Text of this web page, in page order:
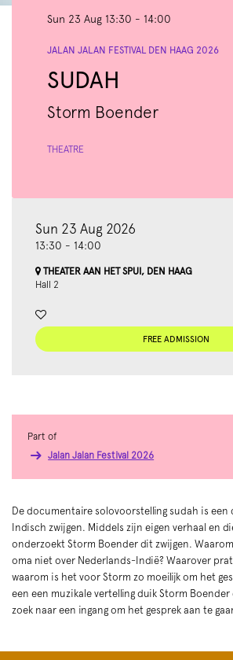
SUDAH
Storm Boender
JALAN JALAN FESTIVAL DEN HAAG 2026
Sun 23 Aug 13:30 - 14:00
THEATRE
Sun 23 Aug 2026
13:30 - 14:00
THEATER AAN HET SPUI, DEN HAAG
Hall 2
FREE ADMISSION
De documentaire solovoorstelling sudah is
Indisch zwijgen. Middels zijn eigen verhaal en
onderzoekt Storm Boender dit zwijgen.
oma niet over Nederlands-Indië? Waarover
waarom is het voor Storm zo moeilijk om het
een een muzikale vertelling duik Storm
zoek naar een ingang om het gesprek aan te
Part of
Jalan Jalan Festival 2026